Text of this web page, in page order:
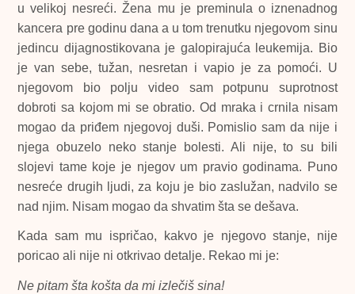
u velikoj nesreći. Žena mu je preminula o iznenadnog
kancera pre godinu dana a u tom trenutku njegovom sinu
jedincu dijagnostikovana je galopirajuća leukemija. Bio
je van sebe, tužan, nesretan i vapio je za pomoći. U
njegovom bio polju video sam potpunu suprotnost
dobroti sa kojom mi se obratio. Od mraka i crnila nisam
mogao da priđem njegovoj duši. Pomislio sam da nije i
njega obuzelo neko stanje bolesti. Ali nije, to su bili
slojevi tame koje je njegov um pravio godinama. Puno
nesreće drugih ljudi, za koju je bio zaslužan, nadvilo se
nad njim. Nisam mogao da shvatim šta se dešava.
Kada sam mu ispričao, kakvo je njegovo stanje, nije
poricao ali nije ni otkrivao detalje. Rekao mi je:
Ne pitam šta košta da mi izlečiš sina!